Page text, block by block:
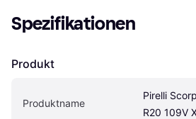
Spezifikationen
Produkt
Produktname
Pirelli
R20 109V